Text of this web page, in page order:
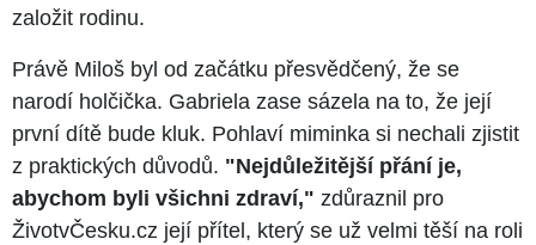
založit rodinu.
Právě Miloš byl od začátku přesvědčený, že se
narodí holčička. Gabriela zase sázela na to, že její
první dítě bude kluk. Pohlaví miminka si nechali zjistit
z praktických důvodů. "Nejdůležitější přání je,
abychom byli všichni zdraví," zdůraznil pro
ŽivotvČesku.cz její přítel, který se už velmi těší na roli